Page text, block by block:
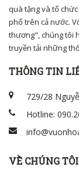
quà tặng và tổ
phố trên cả nước.
thương", chúng tôi
truyền tải những
THÔNG TIN
729/28
Hotline:
VỀ CHÚNG TÔI